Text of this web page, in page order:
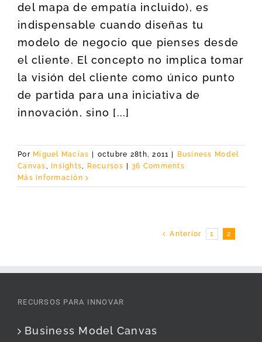
del mapa de empatía incluido), es
indispensable cuando diseñas tu
modelo de negocio que pienses desde
el cliente. El concepto no implica tomar
la visión del cliente como único punto
de partida para una iniciativa de
innovación, sino [...]
Por Miguel Macías | octubre 28th, 2011 |
Business Model
Canvas, Insights, Recursos | 36 Comments
Más información
Anterior 1 2
RECURSOS PARA INNOVAR
Business Model Canvas